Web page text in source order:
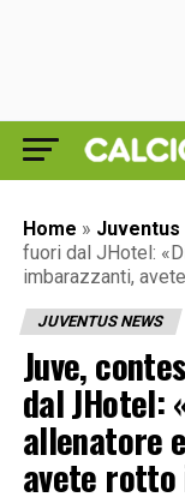
Home » Juventus
fuori dal JHotel:
imbarazzanti,
JUVENTUS NEWS
Juve,
dal JHotel:
allenatore
avete rotto